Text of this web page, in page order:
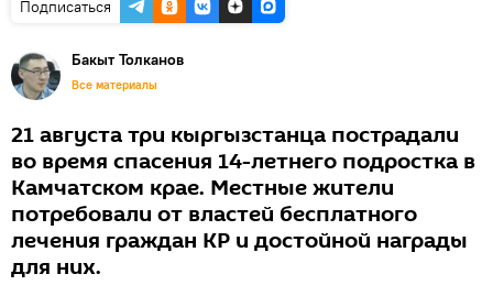
Подписаться
Бакыт Толканов
Все материалы
21 августа три кыргызстанца пострадали
во время спасения 14-летнего подростка в
Камчатском крае. Местные жители
потребовали от властей бесплатного
лечения граждан КР и достойной награды
для них.